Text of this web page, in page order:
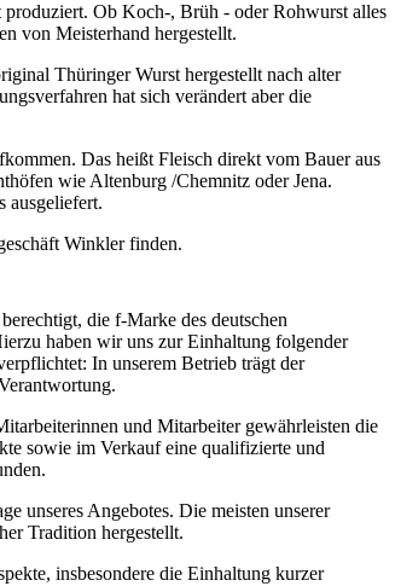
Ob Koch-, Brüh - oder Rohwurst alles
von Meisterhand hergestellt.
Thüringer Wurst hergestellt nach alter
hat sich verändert aber die
Das heißt Fleisch direkt vom Bauer aus
wie Altenburg /Chemnitz oder Jena.
ausgeliefert.
Winkler finden.
die f-Marke des deutschen
haben wir uns zur Einhaltung folgender
In unserem Betrieb trägt der
und Mitarbeiter gewährleisten die
sowie im Verkauf eine qualifizierte und
unseres Angebotes. Die meisten unserer
Tradition hergestellt.
insbesondere die Einhaltung kurzer